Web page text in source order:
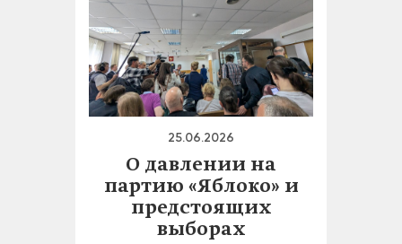
25.06.2026
О давлении на
партию «Яблоко» и
предстоящих
выборах